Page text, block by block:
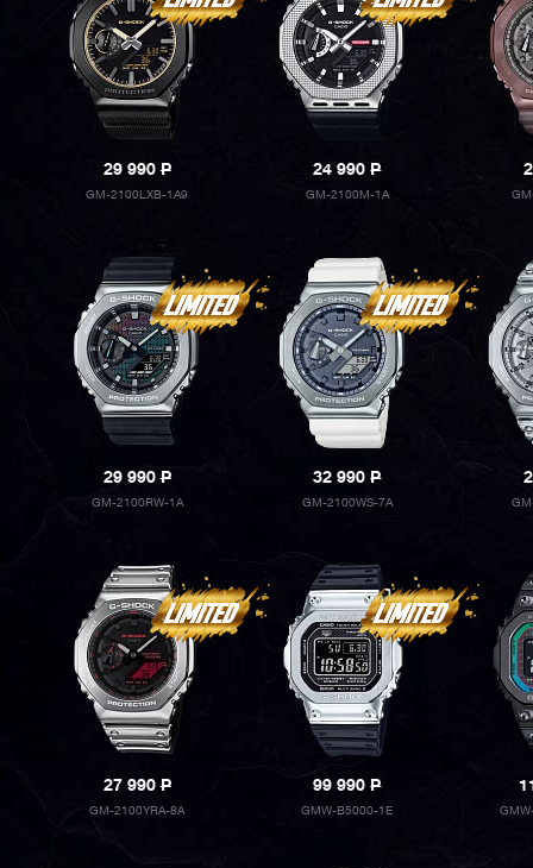
29 990P
GM-2100LXB-1A9
24 990P
GM-2100M-1A
29 990P
GM-2100RW-1A
32 990P
GM-2100WS-7A
27 990P
GM-2100YRA-8A
99 990P
GMW-B5000-1E